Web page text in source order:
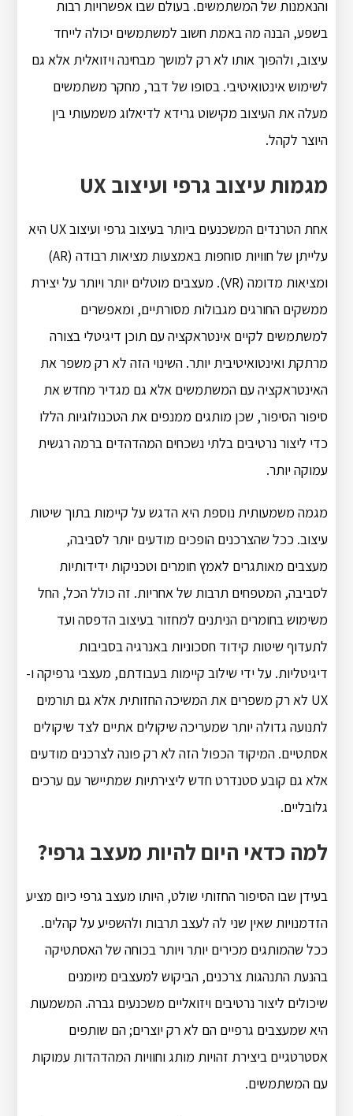
והנאמנות של המשתמשים. בעולם שבו אפשרויות רבות
בשפע, הבנה מה באמת חשוב למשתמשים יכולה לייחד
עיצוב, ולהפוך אותו לא רק למושך מבחינה ויזואלית אלא גם
לשימוש אינטואיטיבי. בסופו של דבר, מחקר משתמשים
מעלה את העיצוב מקישוט גרידא לדיאלוג משמעותי בין
היוצר לקהל.
מגמות עיצוב גרפי ועיצוב UX
אחת הטרנדים המשכנעים ביותר בעיצוב גרפי ועיצוב UX היא
עלייתן של חוויות סוחפות באמצעות מציאות רבודה (AR)
ומציאות מדומה (VR). מעצבים מוטלים יותר ויותר על יצירת
ממשקים החורגים מגבולות מסורתיים, ומאפשרים
למשתמשים לקיים אינטראקציה עם תוכן דיגיטלי בצורה
מרתקת ואינטואיטיבית יותר. השינוי הזה לא רק משפר את
האינטראקציה עם המשתמשים אלא גם מגדיר מחדש את
סיפור הסיפור, שכן מותגים ממנפים את הטכנולוגיות הללו
כדי ליצור נרטיבים בלתי נשכחים המהדהדים ברמה רגשית
עמוקה יותר.
מגמה משמעותית נוספת היא הדגש על קיימות בתוך שיטות
עיצוב. ככל שהצרכנים הופכים מודעים יותר לסביבה,
מעצבים מאותגרים לאמץ חומרים וטכניקות ידידותיות
לסביבה, המטפחים תרבות של אחריות. זה כולל הכל, החל
משימוש בחומרים הניתנים למחזור בעיצוב הדפסה ועד
לתעדוף שיטות קידוד חסכוניות באנרגיה בסביבות
דיגיטליות. על ידי שילוב קיימות בעבודתם, מעצבי גרפיקה ו-
UX לא רק משפרים את המשיכה החזותית אלא גם תורמים
לתנועה גדולה יותר שמעריכה שיקולים אתיים לצד שיקולים
אסתטיים. המיקוד הכפול הזה לא רק פונה לצרכנים מודעים
אלא גם קובע סטנדרט חדש ליצירתיות שמתיישר עם ערכים
גלובליים.
למה כדאי היום להיות מעצב גרפי?
בעידן שבו הסיפור החזותי שולט, היותו מעצב גרפי כיום מציע
הזדמנויות שאין שני לה לעצב תרבות ולהשפיע על קהלים.
ככל שהמותגים מכירים יותר ויותר בכוחה של האסתטיקה
בהנעת התנהגות צרכנים, הביקוש למעצבים מיומנים
שיכולים ליצור נרטיבים ויזואליים משכנעים גברה. המשמעות
היא שמעצבים גרפיים הם לא רק יוצרים; הם שותפים
אסטרטגיים ביצירת זהויות מותג וחוויות המהדהדות עמוקות
עם המשתמשים.